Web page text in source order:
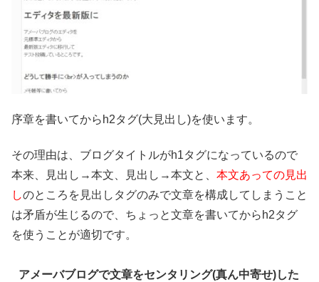
序章を書いてからh2タグ(大見出し)を使います。
その理由は、ブログタイトルがh1タグになっているので
本来、見出し→本文、見出し→本文と、 本文あっての見出
しのところを見出しタグのみで文章を構成してしまうこと
は矛盾が生じるので、ちょっと文章を書いてからh2タグ
を使うことが適切です。
アメーバブログで文章をセンタリング(真ん中寄せ)した